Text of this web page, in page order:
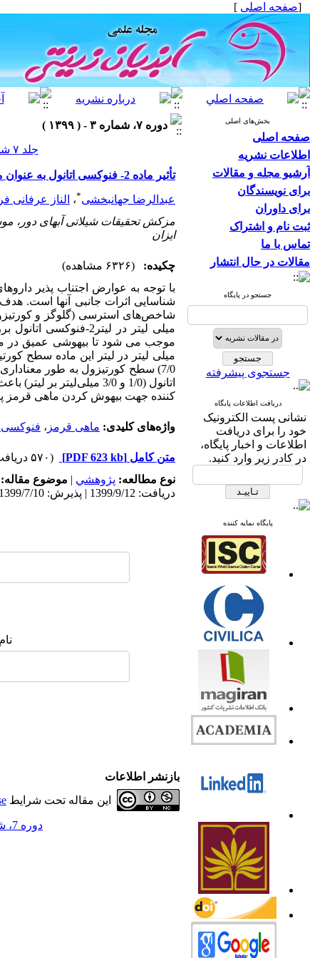
[صفحه اصلی ]
بخش‌های اصلی
صفحه اصلی
اطلاعات نشریه
آرشیو مجله و مقالات
برای نویسندگان
برای داوران
ثبت نام و اشتراک
تماس با ما
مقالات در حال انتشار
جستجو در پایگاه
جستجوی پیشرفته
دریافت اطلاعات پایگاه
نشانی پست الکترونیک
خود را برای دریافت
اطلاعات و اخبار پایگاه،
در کادر زیر وارد کنید.
پایگاه نمایه کننده
دوره ۷، شماره ۳ - ( ۱۳۹۹ )
جلد ۷ شماره ۳ صفحات ۷-۱
تأثیر ماده 2- فنوکسی اتانول به عنوان ماده بیهوش کننده بر فاکتورهای استرسی ماهی قرمز (Carassius auratus)
عبدالرضا جهانبخشی*، الناز عرفانی فر
مزکش تحقیقات شیلاتی آبهای دور،
ایزان
چکیده:
(۶۳۲۶ مشاهده)
با توجه به عوارض اجتناب پذیر
شاخص‌‌های استرسی (گلوگز و
موجب می شود تا بیهوشی عمیق در
میلی لیتر در لیتر این ماده سطح
7/0) سطح کورتیزول به طور معناداری کاهش یافت
اتانول (1/0 و 3/0 میلی‌لیتر بر لیتر) باعث ایجاد استرس در ماهیان می
کننده جهت بیهوش کردن ماهی قرمز
واژه‌های کلیدی: ماهی قرمز ، فنوکسی
متن کامل [PDF 623 kb]
(۵۷۰ دریافت)
نوع مطالعه: پژوهشي | موضوع مقاله:
دریافت: 1399/9/12 | پذیرش: 1399/7/10 | انتشار: 1399/7/10
بازنشر اطلاعات
این مقاله تحت شرایط
دوره 7، شماره 3 - ( 1399 )